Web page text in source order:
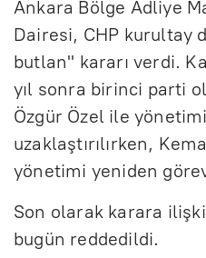
Ankara Bölge Adliye
Dairesi, CHP kurultay
butlan" kararı verdi.
yıl sonra birinci parti
Özgür Özel ile
uzaklaştırılırken,
yönetimi yeniden
Son olarak karara
bugün reddedildi.